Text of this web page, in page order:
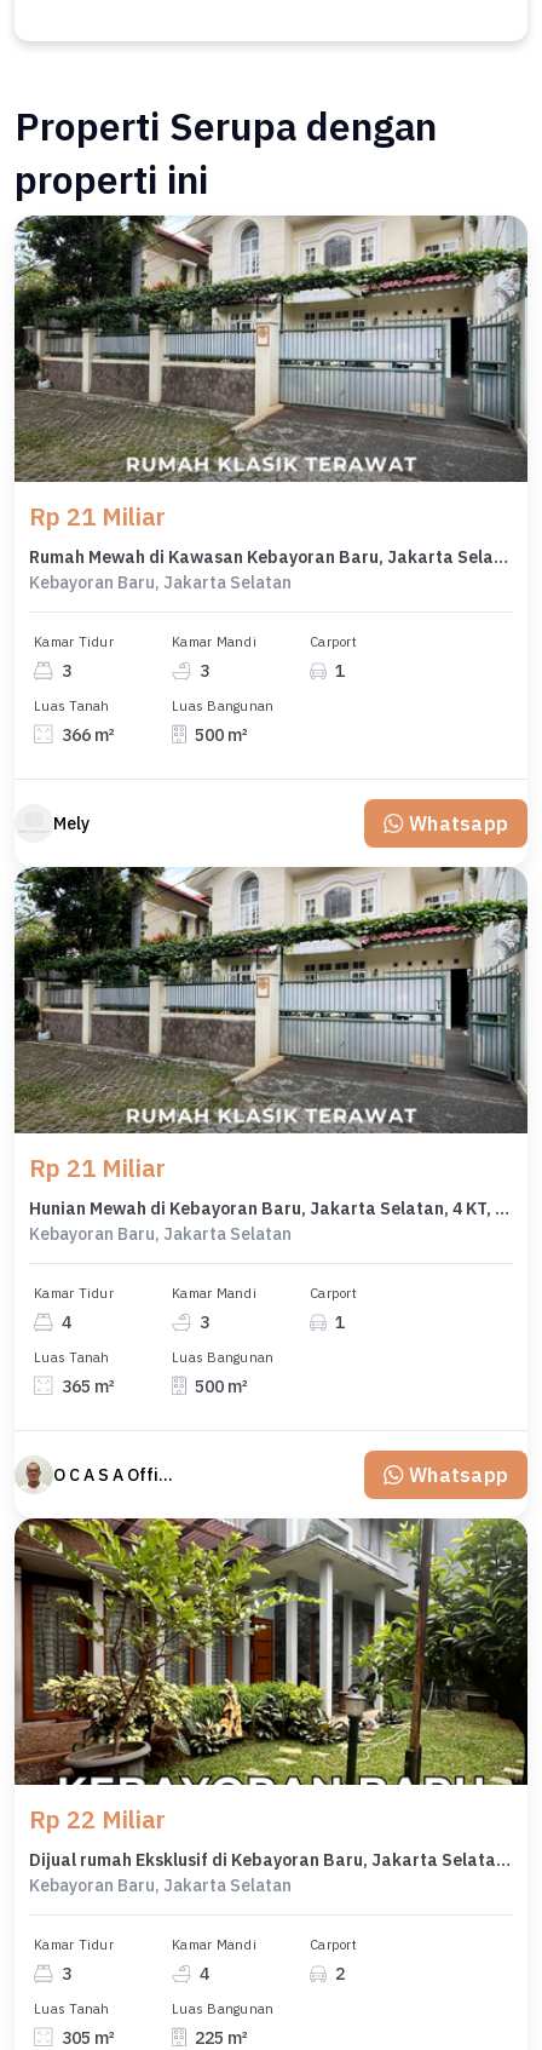
Properti Serupa dengan
properti ini
Rp 21 Miliar
Rumah Mewah di Kawasan Kebayoran Baru, Jakarta Selatan, LB 500m², Harga 21 Miliar
Kebayoran Baru, Jakarta Selatan
Kamar Tidur
3
Kamar Mandi
3
Carport
1
Luas Tanah
366 m²
Luas Bangunan
500 m²
Mely Whatsapp
Rp 21 Miliar
Hunian Mewah di Kebayoran Baru, Jakarta Selatan, 4 KT, LT 365m²
Kebayoran Baru, Jakarta Selatan
Kamar Tidur
4
Kamar Mandi
3
Carport
1
Luas Tanah
365 m²
Luas Bangunan
500 m²
O C A S A Official property perfected Whatsapp
Rp 22 Miliar
Dijual rumah Eksklusif di Kebayoran Baru, Jakarta Selatan - LT 305m²
Kebayoran Baru, Jakarta Selatan
Kamar Tidur
3
Kamar Mandi
4
Carport
2
Luas Tanah
305 m²
Luas Bangunan
225 m²